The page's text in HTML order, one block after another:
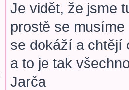
Je vidět, že jsme
prostě se
se dokáží a chtějí
a to je tak
Jarča